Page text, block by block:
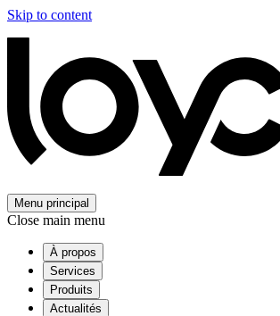
Skip to content
Menu principal
Close main menu
À propos
Services
Produits
Actualités